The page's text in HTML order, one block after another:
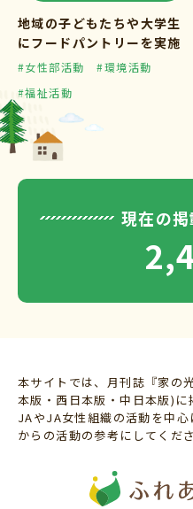
地域の子どもたちや大学生
にフードパントリーを実施
#女性部活動
#環境活動
#福祉活動
現在の
本サイトでは、月刊誌『家の
本版・西日本版・中日本版)に
JAやJA女性組織の活動を中
からの活動の参考にしてくださ